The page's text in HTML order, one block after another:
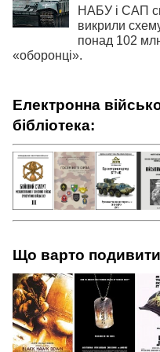
НАБУ і САП
викрили
понад 102
«оборонці».
Електронна
бібліотека:
Що варто